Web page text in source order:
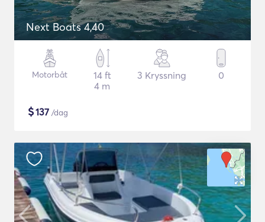
Next Boats 4,40
Motorbåt
14 ft
4 m
3 Kryssning 0
$137 /dag